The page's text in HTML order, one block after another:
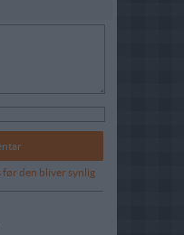
før den bliver synlig